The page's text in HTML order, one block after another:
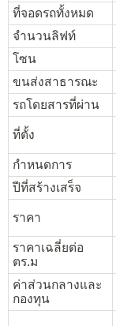
ที่จอดรถทั้งหมด
จำนวนลิฟท์
โซน
ขนส่งสาธารณะ
รถโดยสารที่ผ่าน
ที่ตั้ง
กำหนดการ
ปีที่สร้างเสร็จ
ราคา
ราคาเฉลี่ยต่อ
ตร.ม
ค่าส่วนกลางและ
กองทุน